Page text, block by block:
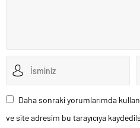
Daha sonraki yorumlarımda
ve site adresim bu tarayıcıya